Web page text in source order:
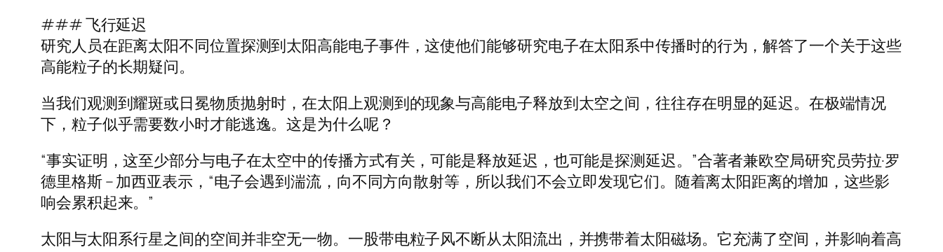
### 飞行延迟
研究人员在距离太阳不同位置探测到太阳高能电子事件，这使他们能够研究电子在太阳系中传播时的行为，解答了一个关于这些
高能粒子的长期疑问。
当我们观测到耀斑或日冕物质抛射时，在太阳上观测到的现象与高能电子释放到太空之间，往往存在明显的延迟。在极端情况
下，粒子似乎需要数小时才能逃逸。这是为什么呢？
“事实证明，这至少部分与电子在太空中的传播方式有关，可能是释放延迟，也可能是探测延迟。”合著者兼欧空局研究员劳拉·罗
德里格斯 – 加西亚表示，“电子会遇到湍流，向不同方向散射等，所以我们不会立即发现它们。随着离太阳距离的增加，这些影
响会累积起来。”
太阳与太阳系行星之间的空间并非空无一物。一股带电粒子风不断从太阳流出，并携带着太阳磁场。它充满了空间，并影响着高